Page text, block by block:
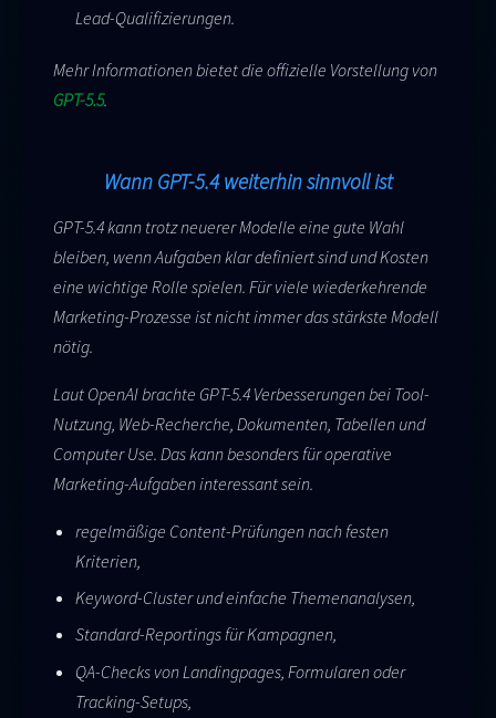
Lead-Qualifizierungen.
Mehr Informationen bietet die offizielle Vorstellung von
GPT-5.5.
Wann GPT-5.4 weiterhin sinnvoll ist
GPT-5.4 kann trotz neuerer Modelle eine gute Wahl
bleiben, wenn Aufgaben klar definiert sind und Kosten
eine wichtige Rolle spielen. Für viele wiederkehrende
Marketing-Prozesse ist nicht immer das stärkste Modell
nötig.
Laut OpenAI brachte GPT-5.4 Verbesserungen bei Tool-
Nutzung, Web-Recherche, Dokumenten, Tabellen und
Computer Use. Das kann besonders für operative
Marketing-Aufgaben interessant sein.
regelmäßige Content-Prüfungen nach festen
Kriterien,
Keyword-Cluster und einfache Themenanalysen,
Standard-Reportings für Kampagnen,
QA-Checks von Landingpages, Formularen oder
Tracking-Setups,